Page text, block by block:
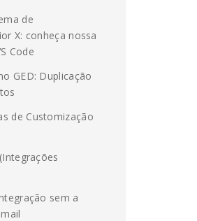
de
X: conheça nossa
Code
GED: Duplicação
de Customização
sem a